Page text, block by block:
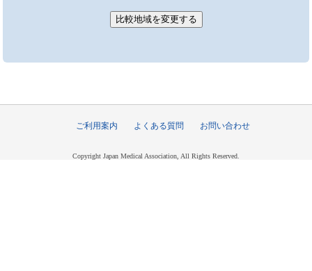
ご利用案内 よくある質問 お問い合わせ
Copyright Japan Medical Association, All Rights Reserved.